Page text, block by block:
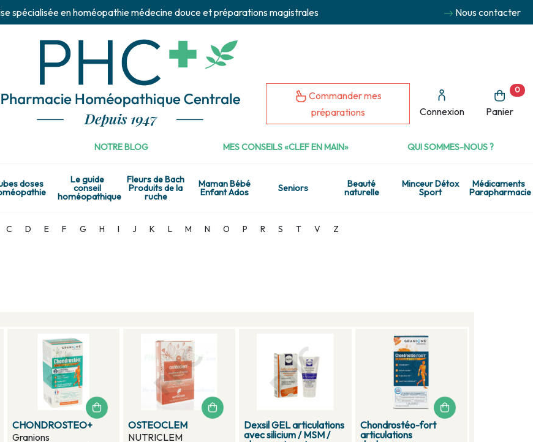
spécialisée en homéopathie médecine douce et préparations magistrales Nous contacter
Commander mes
préparations
Connexion Panier
0
NOTRE BLOG MES CONSEILS «CLEF EN MAIN» QUI SOMMES-NOUS ?
doses Le guide
conseil
homéopathique
Fleurs de Bach
Produits de la
ruche
Maman Bébé
Enfant Ados Seniors Beauté
naturelle
Minceur Détox
Sport
Médicaments
Parapharmacie
C D E F G H I J K L M N O P R S T V Z
CHONDROSTEO+
Granions
OSTEOCLEM
NUTRICLEM
Dexsil GEL articulations
avec silicium / MSM /
Chondrostéo-fort
articulations